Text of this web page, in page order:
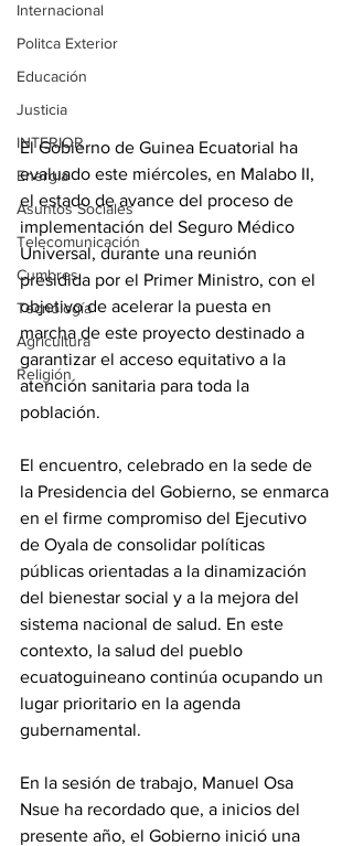
Internacional
Politca Exterior
Educación
Justicia
INTERIOR
Energia
Asuntos Sociales
Telecomunicación
Cumbres
Tecnología
Agricultura
Religión
El Gobierno de Guinea Ecuatorial ha
evaluado este miércoles, en Malabo II,
el estado de avance del proceso de
implementación del Seguro Médico
Universal, durante una reunión
presidida por el Primer Ministro, con el
objetivo de acelerar la puesta en
marcha de este proyecto destinado a
garantizar el acceso equitativo a la
atención sanitaria para toda la
población.
El encuentro, celebrado en la sede de
la Presidencia del Gobierno, se enmarca
en el firme compromiso del Ejecutivo
de Oyala de consolidar políticas
públicas orientadas a la dinamización
del bienestar social y a la mejora del
sistema nacional de salud. En este
contexto, la salud del pueblo
ecuatoguineano continúa ocupando un
lugar prioritario en la agenda
gubernamental.
En la sesión de trabajo, Manuel Osa
Nsue ha recordado que, a inicios del
presente año, el Gobierno inició una